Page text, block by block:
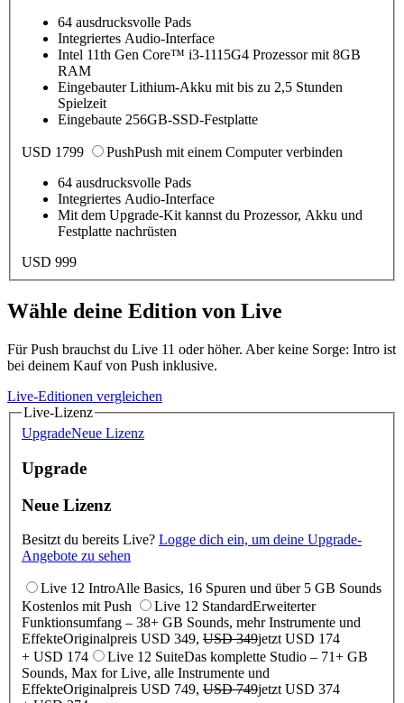
64 ausdrucksvolle Pads
Integriertes Audio-Interface
Intel 11th Gen Core™ i3-1115G4 Prozessor mit 8GB
RAM
Eingebauter Lithium-Akku mit bis zu 2,5 Stunden
Spielzeit
Eingebaute 256GB-SSD-Festplatte
USD 1799 PushPush mit einem Computer verbinden
64 ausdrucksvolle Pads
Integriertes Audio-Interface
Mit dem Upgrade-Kit kannst du Prozessor, Akku und
Festplatte nachrüsten
USD 999
Wähle deine Edition von Live
Für Push brauchst du Live 11 oder höher. Aber keine Sorge: Intro ist
bei deinem Kauf von Push inklusive.
Live-Editionen vergleichen
Live-Lizenz
UpgradeNeue Lizenz
Upgrade
Neue Lizenz
Besitzt du bereits Live? Logge dich ein, um deine Upgrade-
Angebote zu sehen
Live 12 IntroAlle Basics, 16 Spuren und über 5 GB Sounds
Kostenlos mit Push
Live 12 StandardErweiterter
Funktionsumfang – 38+ GB Sounds, mehr Instrumente und
EffekteOriginalpreis USD 349, USD 349jetzt USD 174
+ USD 174
Live 12 SuiteDas komplette Studio – 71+ GB
Sounds, Max for Live, alle Instrumente und
EffekteOriginalpreis USD 749, USD 749jetzt USD 374